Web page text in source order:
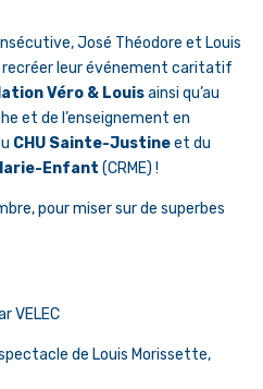
José Théodore et Louis
recréer leur événement caritatif
Véro & Louisainsi qu’au
et de l’enseignement en
CHU Sainte-Justineet du
Enfant (CRME) !
pour miser sur de superbes
VELEC
de Louis Morissette,